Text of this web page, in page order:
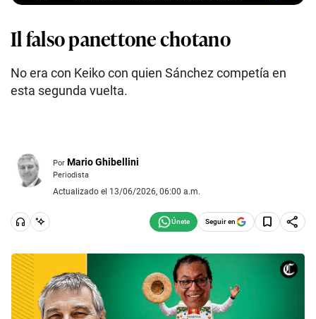
Il falso panettone chotano
No era con Keiko con quien Sánchez competía en
esta segunda vuelta.
Por Mario Ghibellini
Periodista
Actualizado el 13/06/2026, 06:00 a.m.
Seguir en